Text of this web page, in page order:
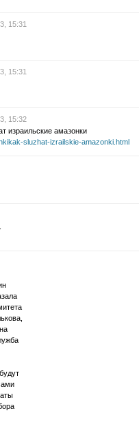
15:31
15:31
15:32
израильские амазонки
sluzhat-izrailskie-amazonki.html